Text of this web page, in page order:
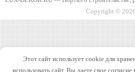
Copyright © 2026.
Этот сайт использует cookie для
использовать сайт, Вы даете свое